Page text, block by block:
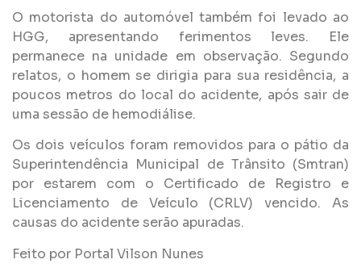
O motorista do automóvel também foi levado ao
HGG, apresentando ferimentos leves. Ele
permanece na unidade em observação. Segundo
relatos, o homem se dirigia para sua residência, a
poucos metros do local do acidente, após sair de
uma sessão de hemodiálise.
Os dois veículos foram removidos para o pátio da
Superintendência Municipal de Trânsito (Smtran)
por estarem com o Certificado de Registro e
Licenciamento de Veículo (CRLV) vencido. As
causas do acidente serão apuradas.
Feito por Portal Vilson Nunes